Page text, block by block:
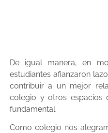
De igual manera, en
estudiantes afianzaron
contribuir a un mejor
colegio y otros espacios
fundamental.
Como colegio nos